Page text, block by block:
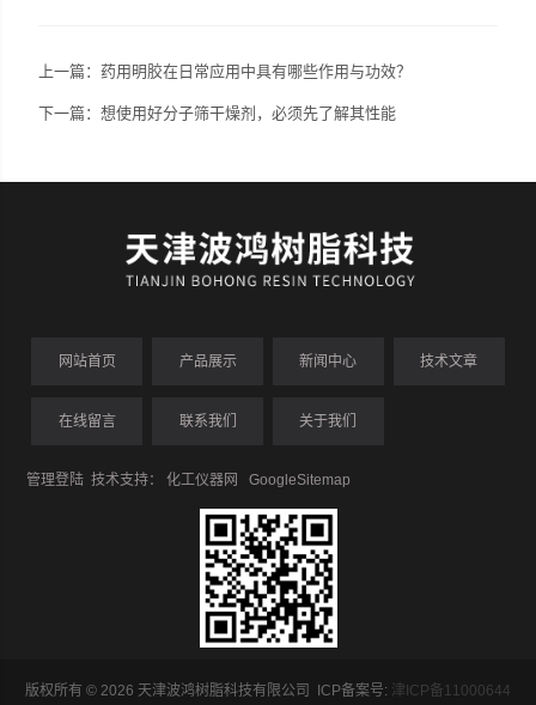
上一篇：药用明胶在日常应用中具有哪些作用与功效？
下一篇：想使用好分子筛干燥剂，必须先了解其性能
网站首页 产品展示 新闻中心 技术文章
在线留言 联系我们 关于我们
管理登陆 技术支持：化工仪器网 GoogleSitemap
版权所有 © 2026 天津波鸿树脂科技有限公司 ICP备案号: 津ICP备11000644